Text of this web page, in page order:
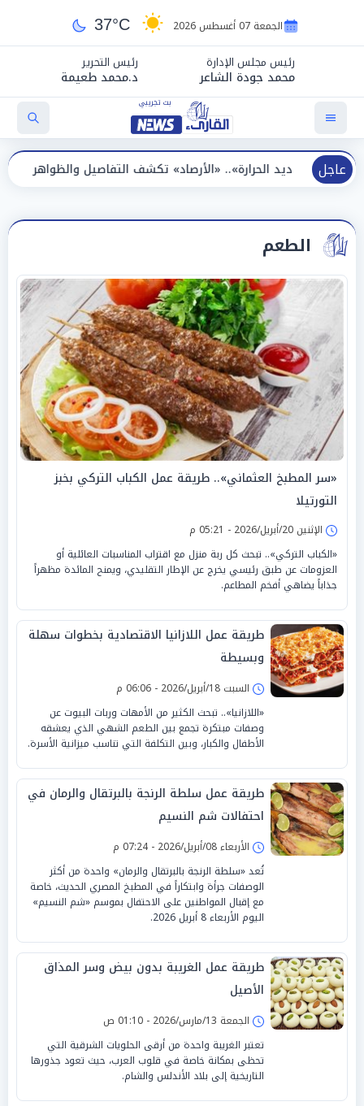
الجمعة 07 أغسطس 2026 37°C
رئيس مجلس الإدارة
محمد جودة الشاعر
رئيس التحرير
د.محمد طعيمة
عاجل«الأرصاد» تكشف التفاصيل والظواهر الجوية اليوم الجمعة
الطعم
«سر المطبخ العثماني».. طريقة عمل الكباب التركي بخبز
التورتيلا
الإثنين 20/أبريل/2026 - 05:21 م
«الكباب التركي».. تبحث كل ربة منزل مع اقتراب المناسبات العائلية أو
العزومات عن طبق رئيسي يخرج عن الإطار التقليدي، ويمنح المائدة مظهراً
جذاباً يضاهي أفخم المطاعم.
طريقة عمل اللازانيا الاقتصادية بخطوات سهلة
وبسيطة
السبت 18/أبريل/2026 - 06:06 م
«اللازانيا».. تبحث الكثير من الأمهات وربات البيوت عن
وصفات مبتكرة تجمع بين الطعم الشهي الذي يعشقه
الأطفال والكبار، وبين التكلفة التي تناسب ميزانية الأسرة.
طريقة عمل سلطة الرنجة بالبرتقال والرمان في
احتفالات شم النسيم
الأربعاء 08/أبريل/2026 - 07:24 م
تُعد «سلطة الرنجة بالبرتقال والرمان» واحدة من أكثر
الوصفات جرأة وابتكاراً في المطبخ المصري الحديث، خاصة
مع إقبال المواطنين على الاحتفال بموسم «شم النسيم»
اليوم الأربعاء 8 أبريل 2026.
طريقة عمل الغريبة بدون بيض وسر المذاق
الأصيل
الجمعة 13/مارس/2026 - 01:10 ص
تعتبر الغريبة واحدة من أرقى الحلويات الشرقية التي
تحظى بمكانة خاصة في قلوب العرب، حيث تعود جذورها
التاريخية إلى بلاد الأندلس والشام.